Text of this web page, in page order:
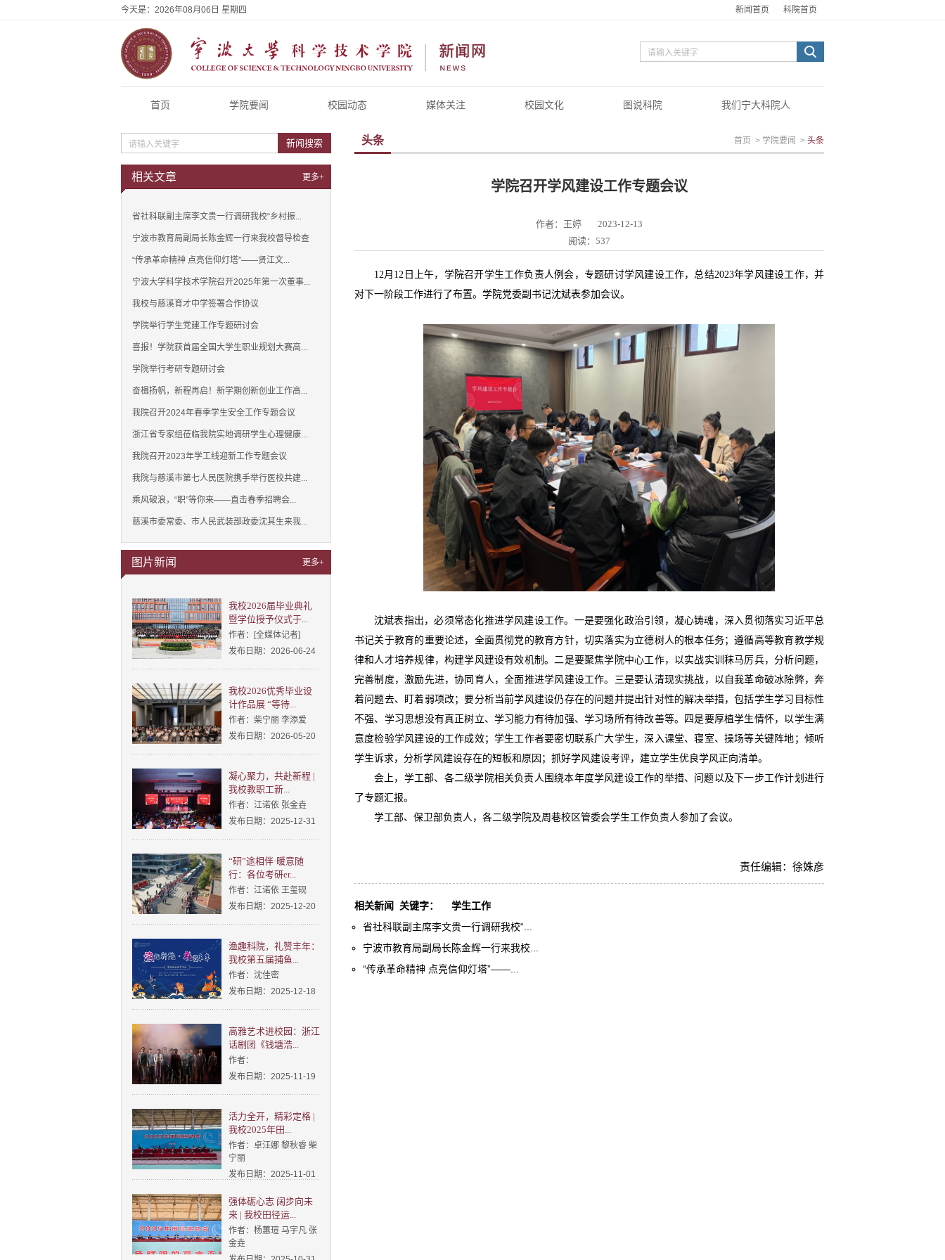
今天是： 2026年08月06日 星期四 新闻首页 科院首页
首页 学院要闻 校园动态 媒体关注 校园文化 图说科院 我们宁大科院人
新闻搜索
相关文章 更多+
省社科联副主席李文贵一行调研我校“乡村振...
宁波市教育局副局长陈金辉一行来我校督导检查
“传承革命精神 点亮信仰灯塔”——贤江文...
宁波大学科学技术学院召开2025年第一次董事...
我校与慈溪育才中学签署合作协议
学院举行学生党建工作专题研讨会
喜报！学院获首届全国大学生职业规划大赛高...
学院举行考研专题研讨会
奋楫扬帆，新程再启！新学期创新创业工作高...
我院召开2024年春季学生安全工作专题会议
浙江省专家组莅临我院实地调研学生心理健康...
我院召开2023年学工线迎新工作专题会议
我院与慈溪市第七人民医院携手举行医校共建...
乘风破浪，“职”等你来——直击春季招聘会...
慈溪市委常委、市人民武装部政委沈其生来我...
图片新闻 更多+
我校2026届毕业典礼
暨学位授予仪式于...
作者：[全媒体记者]
发布日期：2026-06-24
我校2026优秀毕业设
计作品展 “等待...
作者：柴宁丽 李添爱
发布日期：2026-05-20
凝心聚力，共赴新程 |
我校教职工新...
作者：江诺依 张金垚
发布日期：2025-12-31
“研”途相伴·暖意随
行：各位考研er...
作者：江诺依 王玺砚
发布日期：2025-12-20
渔趣科院，礼赞丰年：
我校第五届捕鱼...
作者：沈佳密
发布日期：2025-12-18
高雅艺术进校园：浙江
话剧团《钱塘浩...
作者：
发布日期：2025-11-19
活力全开，精彩定格 |
我校2025年田...
作者：卓汪娜 黎秋睿 柴
宁丽
发布日期：2025-11-01
强体砺心志 阔步向未
来 | 我校田径运...
作者：杨蕙瑄 马宇凡 张
金垚
头条 首页 > 学院要闻 > 头条
学院召开学风建设工作专题会议
作者：王婷
2023-12-13
阅读：537
12月12日上午，学院召开学生工作负责人例会，专题研讨学风建设工作，总结2023年学风建设工作，并
对下一阶段工作进行了布置。学院党委副书记沈斌表参加会议。
沈斌表指出，必须常态化推进学风建设工作。一是要强化政治引领，凝心铸魂，深入贯彻落实习近平总
书记关于教育的重要论述，全面贯彻党的教育方针，切实落实为立德树人的根本任务；遵循高等教育教学规
律和人才培养规律，构建学风建设有效机制。二是要聚焦学院中心工作，以实战实训秣马厉兵，分析问题，
完善制度，激励先进，协同育人，全面推进学风建设工作。三是要认清现实挑战，以自我革命破冰除弊，奔
着问题去、盯着弱项改；要分析当前学风建设仍存在的问题并提出针对性的解决举措，包括学生学习目标性
不强、学习思想没有真正树立、学习能力有待加强、学习场所有待改善等。四是要厚植学生情怀，以学生满
意度检验学风建设的工作成效；学生工作者要密切联系广大学生，深入课堂、寝室、操场等关键阵地；倾听
学生诉求，分析学风建设存在的短板和原因；抓好学风建设考评，建立学生优良学风正向清单。
会上，学工部、各二级学院相关负责人围绕本年度学风建设工作的举措、问题以及下一步工作计划进行
了专题汇报。
学工部、保卫部负责人，各二级学院及周巷校区管委会学生工作负责人参加了会议。
责任编辑：徐姝彦
相关新闻 关键字：
学生工作
省社科联副主席李文贵一行调研我校“...
宁波市教育局副局长陈金辉一行来我校...
“传承革命精神 点亮信仰灯塔”——...